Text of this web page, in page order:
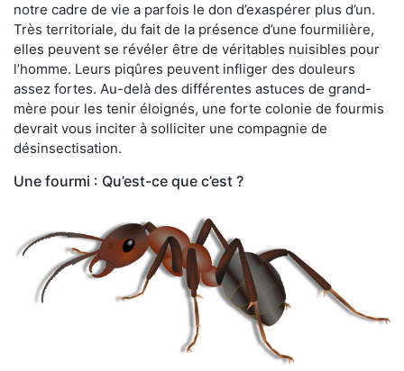
notre cadre de vie a parfois le don d’exaspérer plus d’un.
Très territoriale, du fait de la présence d’une fourmilière,
elles peuvent se révéler être de véritables nuisibles pour
l’homme. Leurs piqûres peuvent infliger des douleurs
assez fortes. Au-delà des différentes astuces de grand-
mère pour les tenir éloignés, une forte colonie de fourmis
devrait vous inciter à solliciter une compagnie de
désinsectisation.
Une fourmi : Qu’est-ce que c’est ?